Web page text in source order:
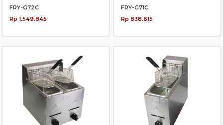
FRY-G72C
Rp 1.549.845
FRY-G71C
Rp 838.615